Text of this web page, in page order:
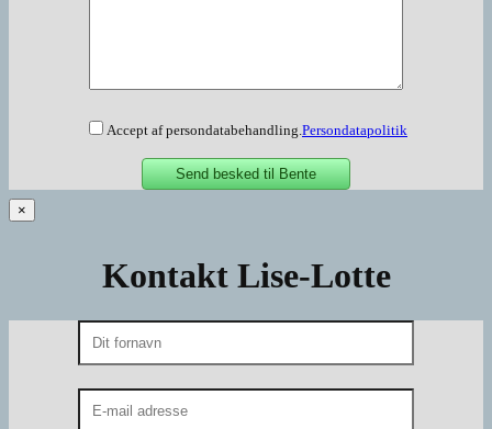
Accept af persondatabehandling.Persondatapolitik
×
Kontakt Lise-Lotte